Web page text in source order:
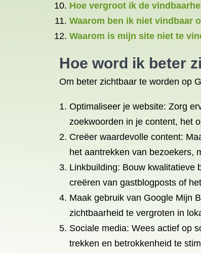
Hoe vergroot ik de
Waarom ben ik niet vindbaar
Waarom is mijn site niet te
Hoe word ik beter
Om beter zichtbaar te worden op
Optimaliseer je website: Zorg
zoekwoorden in je content, het
Creëer waardevolle content:
het aantrekken van bezoekers,
Linkbuilding: Bouw kwalitatieve
creëren van gastblogposts of
Maak gebruik van Google Mijn
zichtbaarheid te vergroten in
Sociale media: Wees actief op
trekken en betrokkenheid te